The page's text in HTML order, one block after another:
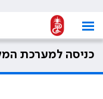
כניסה למערכת